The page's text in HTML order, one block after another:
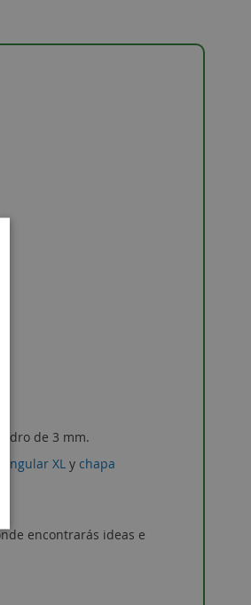
de 3 mm.
XL y chapa
encontrarás ideas e